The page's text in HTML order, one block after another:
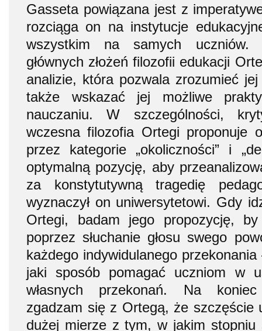
Gasseta powiązana jest z
rozciąga on na instytucje
wszystkim na samych uczniów.
głównych złożeń filozofii edukacji
analizie, która pozwala zrozumieć
także wskazać jej możliwe
nauczaniu. W szczególności,
wczesna filozofia Ortegi proponuje
przez kategorie „okoliczności” i
optymalną pozycję, aby
za konstytutywną tragedię
wyznaczył on uniwersytetowi. Gdy
Ortegi, badam jego propozycję,
poprzez słuchanie głosu swego
każdego indywidulanego
jaki sposób pomagać uczniom w
własnych przekonań. Na
zgadzam się z Ortegą, że szczęście
dużej mierze z tym, w jakim